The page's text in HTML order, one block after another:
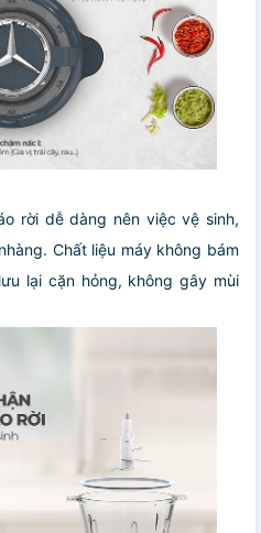
rời dễ dàng nên việc vệ sinh,
Chất liệu máy không bám
lại cặn hỏng, không gây mùi